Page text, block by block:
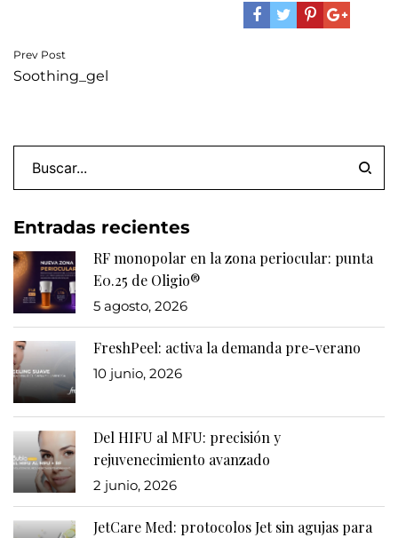
Navegación
de
Prev Post
Soothing_gel
Entradas recientes
RF monopolar en la zona periocular: punta
E0.25 de Oligio®
5 agosto, 2026
FreshPeel: activa la demanda pre-verano
10 junio, 2026
Del HIFU al MFU: precisión y
rejuvenecimiento avanzado
2 junio, 2026
JetCare Med: protocolos Jet sin agujas para